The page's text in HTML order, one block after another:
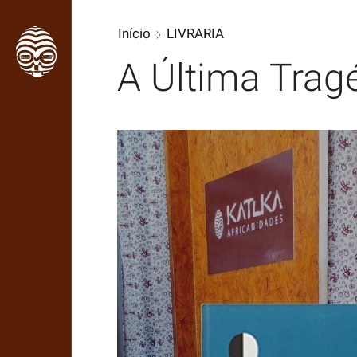
Início LIVRARIA
A Última